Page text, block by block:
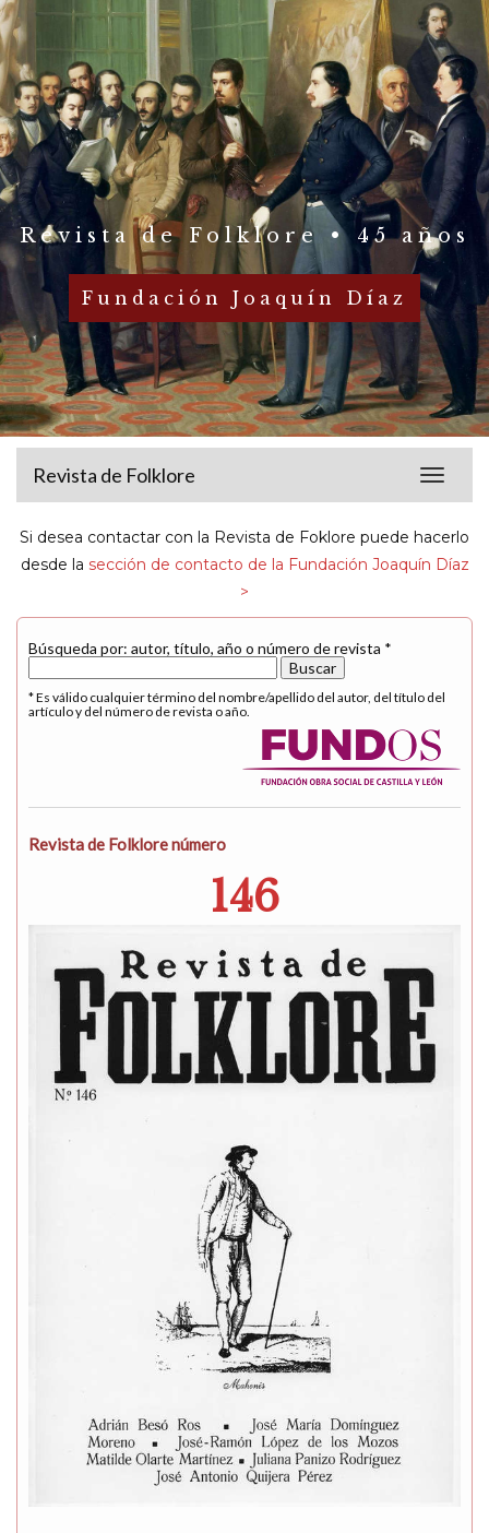
Revista de Folklore • 45 años
Fundación Joaquín Díaz
Toggle
Revista de Folklore
Si desea contactar con la Revista de Foklore puede hacerlo
desde la sección de contacto de la Fundación Joaquín Díaz
>
Búsqueda por: autor, título, año o número de revista *
* Es válido cualquier término del nombre/apellido del autor, del título del
artículo y del número de revista o año.
Revista de Folklore número
146